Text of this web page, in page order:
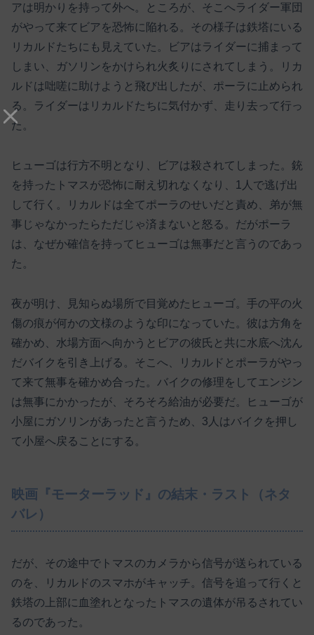
アは明かりを持って外へ。ところが、そこへライダー軍団
がやって来てビアを恐怖に陥れる。その様子は鉄塔にいる
リカルドたちにも見えていた。ビアはライダーに捕まって
しまい、ガソリンをかけられ火炙りにされてしまう。リカ
ルドは咄嗟に助けようと飛び出したが、ポーラに止められ
る。ライダーはリカルドたちに気付かず、走り去って行っ
た。
ヒューゴは行方不明となり、ビアは殺されてしまった。銃
を持ったトマスが恐怖に耐え切れなくなり、1人で逃げ出
して行く。リカルドは全てポーラのせいだと責め、弟が無
事じゃなかったらただじゃ済まないと怒る。だがポーラ
は、なぜか確信を持ってヒューゴは無事だと言うのであっ
た。
夜が明け、見知らぬ場所で目覚めたヒューゴ。手の平の火
傷の痕が何かの文様のような印になっていた。彼は方角を
確かめ、水場方面へ向かうとビアの彼氏と共に水底へ沈ん
だバイクを引き上げる。そこへ、リカルドとポーラがやっ
て来て無事を確かめ合った。バイクの修理をしてエンジン
は無事にかかったが、そろそろ給油が必要だ。ヒューゴが
小屋にガソリンがあったと言うため、3人はバイクを押し
て小屋へ戻ることにする。
映画『モーターラッド』の結末・ラスト（ネタ
バレ）
だが、その途中でトマスのカメラから信号が送られている
のを、リカルドのスマホがキャッチ。信号を追って行くと
鉄塔の上部に血塗れとなったトマスの遺体が吊るされてい
るのであった。